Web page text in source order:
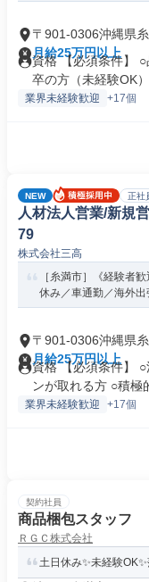
〒901-0306沖縄県
月給25万円以上
資格 【必須条件】
卒の方（未経験OK）
業界未経験歓迎 +17個
NEW 正社
人材法人営業/新規
79
株式会社三高
［糸満市］《経験者
休み／車通勤／海外出
〒901-0306沖縄県
月給25万円以上
資格 【必須条件】
ンが取れる方 ○積極
業界未経験歓迎 +17個
契約社員
商品梱包スタッフ
ＲＧＣ株式会社
土日休み✨未経験